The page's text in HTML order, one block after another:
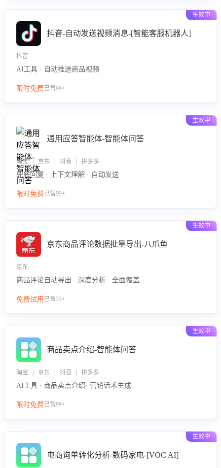
生效中
抖音-自动发送视频消息-[智能客服机器人]
抖音
AI工具 · 自动推送商品视频
限时免费已售99+
生效中
通用应答智能体-智能体问答
淘宝 | 京东 | 抖音 | 拼多多
兜底回复 · 上下文理解 · 自动发送
限时免费已售99+
生效中
京东商品评论数据批量导出-八爪鱼
京东
商品评论自动导出 · 深度分析 · 全面覆盖
免费试用 已售33+
生效中
商品卖点介绍-智能体问答
淘宝 | 京东 | 抖音 | 拼多多
AI工具 · 商品卖点介绍· 营销话术生成
限时免费已售99+
生效中
电商询单转化分析-数码家电-[VOC AI]